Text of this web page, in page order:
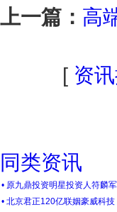
上一篇： 高
[ 资
同类资讯
• 原九鼎投资明星投资人符麟
• 北京君正120亿联姻豪威科